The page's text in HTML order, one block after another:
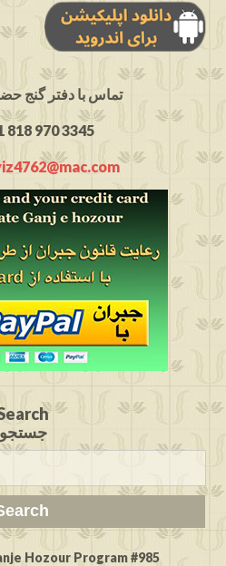
: تماس با دفتر گنج
818 970 3345
جستجو
Hozour Program #985